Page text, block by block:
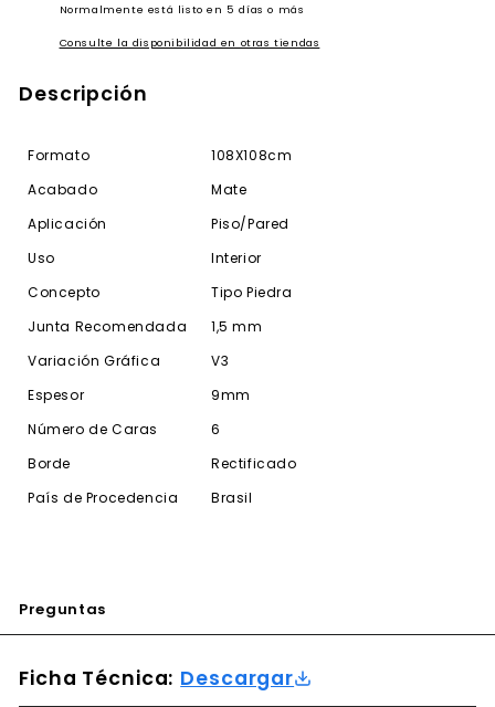
Normalmente está listo en 5 días o más
Consulte la disponibilidad en otras tiendas
Descripción
Formato
108X108cm
Acabado
Mate
Aplicación
Piso/Pared
Uso
Interior
Concepto
Tipo Piedra
Junta Recomendada
1,5 mm
Variación Gráfica
V3
Espesor
9mm
Número de Caras
6
Borde
Rectificado
País de Procedencia
Brasil
Preguntas
Ficha Técnica: Descargar